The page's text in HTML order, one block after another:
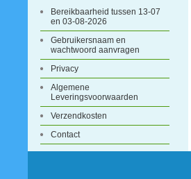
Bereikbaarheid tussen 13-07
en 03-08-2026
Gebruikersnaam en
wachtwoord aanvragen
Privacy
Algemene
Leveringsvoorwaarden
Verzendkosten
Contact